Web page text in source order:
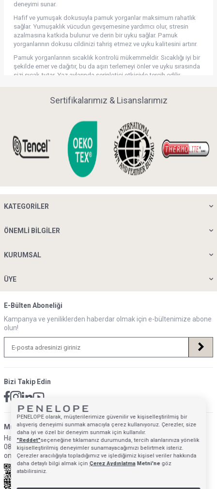
deneyimi sunar.
Hafif ve yumuşak dokusuyla pamuk yorganlar maksimum rahatlık
sağlar. Yumuşaklık vücudun gevşemesine yardımcı olur, stresin
azalmasına katkıda bulunur ve derin bir uyku sağlar. Pamuk
yorganlarının dokusu cildinizi tahriş etmez ve uyku kalitesini artırır.
Pamuk yorganlarının sıcaklık kontrolü mükemmeldir. Sıcaklığı iyi bir
şekilde emer ve dağıtır, bu da aşırı terlemeyi önler ve uyku sırasında
sizi sıcak tutar. Yaz aylarında serinletici etkisiyle tercih edilir.
idealdir. Doğal ve nefes alabilir yapıları vücudunuzun ihtiyaçlarını
malzemelerle üretilir. Uyku kalitenizi artırmak ve kendinizi şımartmak
için pamuk yorganları tercih edebilirsiniz.
Sertifikalarımız & Lisanslarımız
KATEGORILER
ÖNEMLI BILGILER
KURUMSAL
ÜYE
E-Bülten Aboneliği
Kampanya ve yeniliklerden haberdar olmak için e-bültenimize abone
olun!
Bizi Takip Edin
Müsteri Hizmetleri İletişim Adresi
Hafta İçi: 09:00 - 18:00
0850 640 1993
onlinedestek@penelopebedroom.com
PENELOPE olarak, müşterilerimize güvenilir ve kişiselleştirilmiş bir
alışveriş deneyimi sunmak amacıyla çerez kullanıyoruz. Çerezler, size
daha iyi ve özel bir deneyim sunmak için kullanılır.
"Reddet"seçeneğine tıklamanız durumunda, tercih alanlarınıza yönelik
kişiselleştirilmiş deneyimler sunamayacağımızı belirtmek isteriz.
Çerezler aracılığıyla topladığımız ve işlediğimiz kişisel veriler hakkında
daha detaylı bilgi almak için Çerez AydınlatmaMetni'negöz
atabilirsiniz.